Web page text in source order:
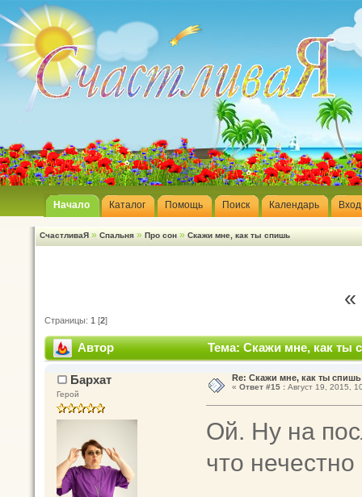
Начало Каталог Помощь Поиск Календарь Вход
СчастливаЯ » Спальня » Про сон » Скажи мне, как ты спишь
Страницы: 1 [2]
Автор Тема: Скажи мне, как ты
Бархат
Герой
Re: Скажи мне, как ты спишь
« Ответ #15 :Август 19, 2015,
Ой. Ну на
что нечестно